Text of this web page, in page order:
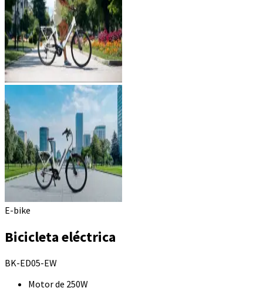
E-bike
Bicicleta eléctrica
BK-ED05-EW
Motor de 250W